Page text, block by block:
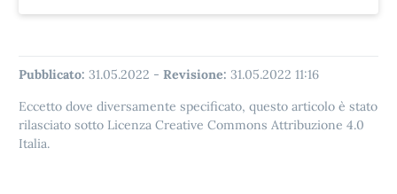
Pubblicato: 31.05.2022 - Revisione: 31.05.2022 11:16
Eccetto dove diversamente specificato, questo articolo è stato
rilasciato sotto Licenza Creative Commons Attribuzione 4.0
Italia.